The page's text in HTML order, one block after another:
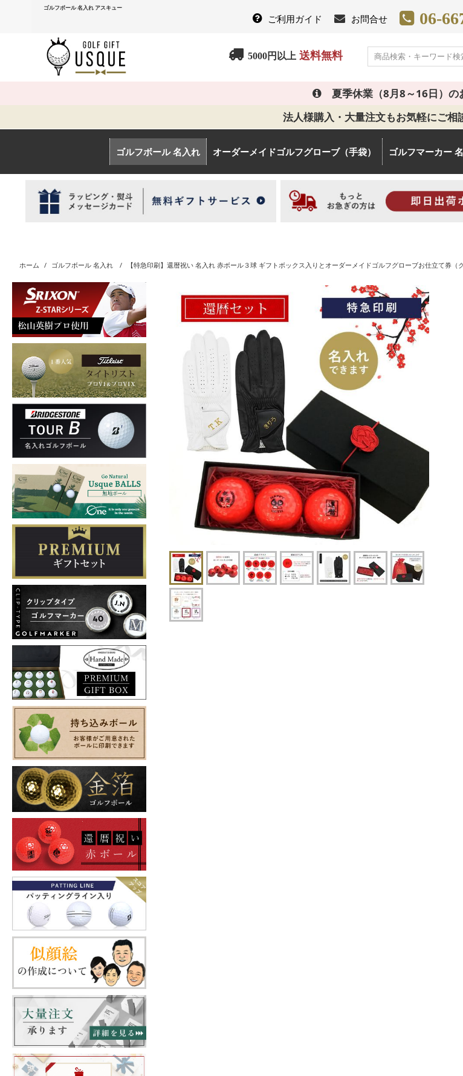
ゴルフボール 名入れ アスキュー
ご利用ガイド お問合せ 06-
5000円以上 送料無料
夏季休業（8月8～16日）の
法人様購入・大量注文もお気軽にご
ゴルフボール 名入れ オーダーメイドゴルフグローブ（手袋） ゴルフマーカー
ホーム / ゴルフボール 名入れ / 【特急印刷】還暦祝い 名入れ 赤ボール３球 ギフトボックス入りとオーダーメイドゴルフグローブお仕立て券（